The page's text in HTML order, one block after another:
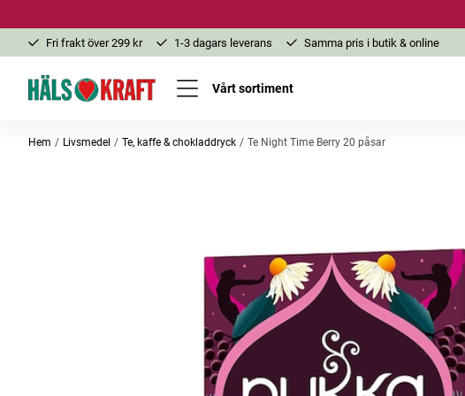
Fri frakt över 299 kr 1-3 dagars leverans Samma pris i butik & online
Vårt sortiment
Hem Livsmedel Te, kaffe & chokladdryck Te Night Time Berry 20 påsar